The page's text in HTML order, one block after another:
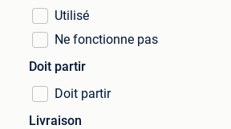
Utilisé
Ne fonctionne pas
Doit partir
Doit partir
Livraison